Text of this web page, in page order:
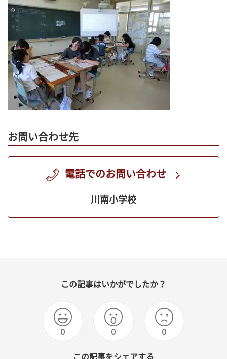
お問い合わせ先
電話でのお問い合わせ
川南小学校
この記事はいかがでしたか？
0 0 0